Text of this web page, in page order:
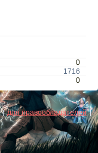
0
1716
0
|для правообладателей|